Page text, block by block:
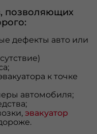
позволяющих
дефекты авто или
к точке
автомобиля;
эвакуатор